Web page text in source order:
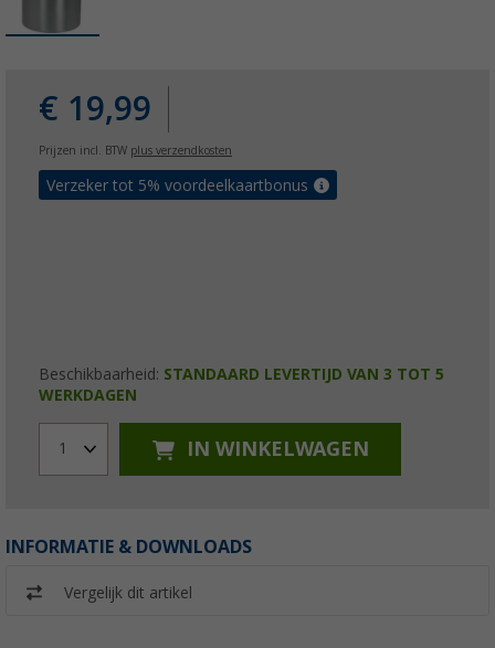
€ 19,99
Prijzen incl. BTW plus verzendkosten
Verzeker tot 5% voordeelkaartbonus
Beschikbaarheid: STANDAARD LEVERTIJD VAN 3 TOT 5
WERKDAGEN
1 IN WINKELWAGEN
INFORMATIE & DOWNLOADS
Vergelijk dit artikel